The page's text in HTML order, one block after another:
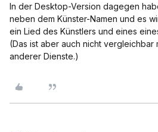
In der Desktop-Version dagegen
neben dem Künster-Namen und es
ein Lied des Künstlers und eines
(Das ist aber auch nicht vergleichbar
anderer Dienste.)